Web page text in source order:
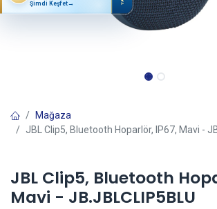
Mağaza
JBL Clip5, Bluetooth Hoparlör, IP67, Mavi -
JBL Clip5, Bluetooth
Mavi - JB.JBLCLIP5BLU
Şimdi Keşfet→